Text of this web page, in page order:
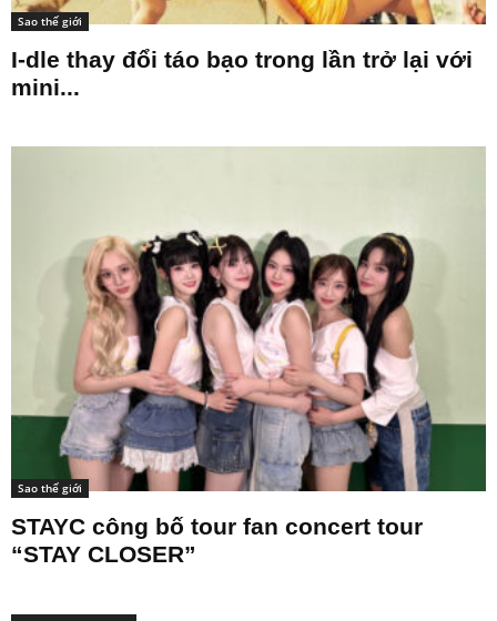
Sao thế giới
I-dle thay đổi táo bạo trong lần trở lại với
mini...
Sao thế giới
STAYC công bố tour fan concert tour
“STAY CLOSER”